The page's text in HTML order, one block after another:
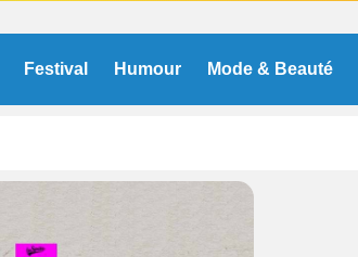
Festival Humour Mode & Beauté